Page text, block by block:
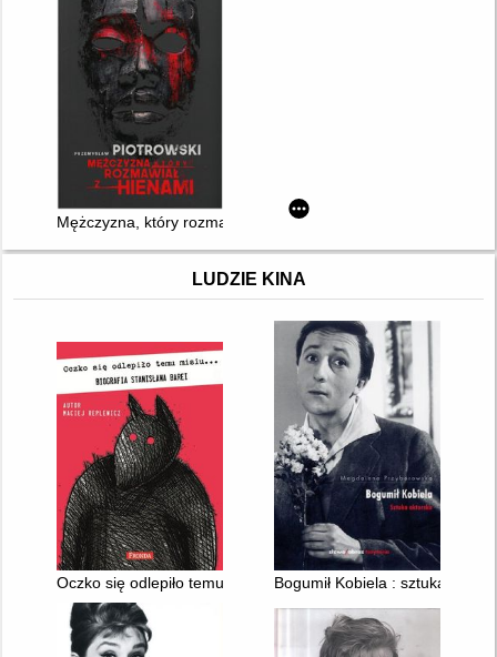
Mężczyzna, który rozmawiał z hienami
LUDZIE KINA
Oczko się odlepiło temu misiu... : biografia Stanisława Barei
Bogumił Kobiela : sztuka